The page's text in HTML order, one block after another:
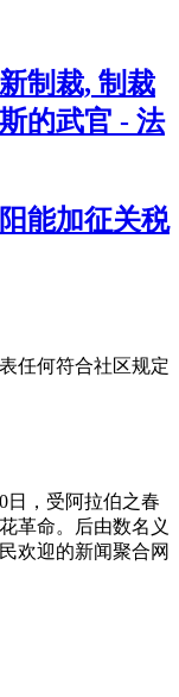
制裁, 制裁
的武官 - 法
能加征关税
任何符合社区规定
，受阿拉伯之春
革命。后由数名义
欢迎的新闻聚合网